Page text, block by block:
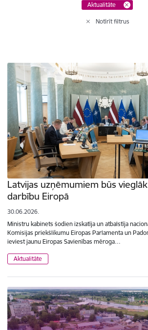
Aktualitāte
Notīrīt filtrus
Latvijas uzņēmumiem būs
darbību Eiropā
30.06.2026.
Ministru kabinets šodien izskatīja un atbalstīja
Komisijas priekšlikumu Eiropas Parlamenta un
ieviest jaunu Eiropas Savienības mēroga…
Aktualitāte